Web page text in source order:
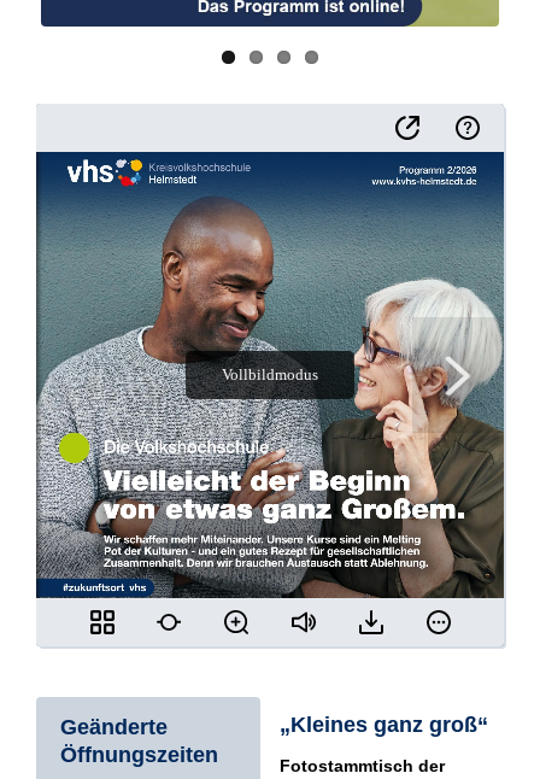
Geänderte
Öffnungszeiten
„Kleines ganz groß“
Fotostammtisch der